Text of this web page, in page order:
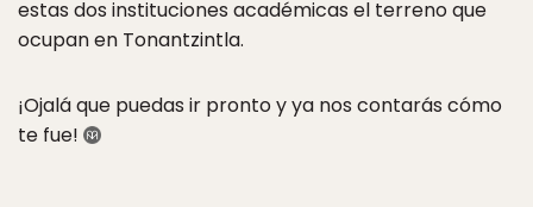
estas dos instituciones académicas el terreno que
ocupan en Tonantzintla.
¡Ojalá que puedas ir pronto y ya nos contarás cómo
te fue!